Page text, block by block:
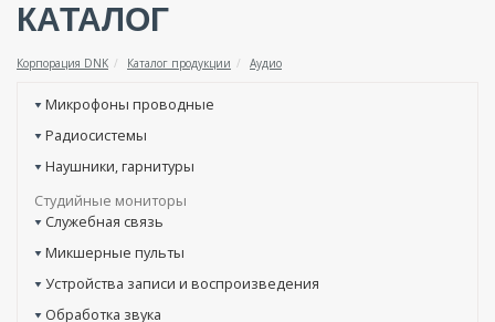
КАТАЛОГ
Корпорация DNK Каталог продукции Аудио
Микрофоны проводные
Радиосистемы
Наушники, гарнитуры
Студийные мониторы
Служебная связь
Микшерные пульты
Устройства записи и воспроизведения
Обработка звука